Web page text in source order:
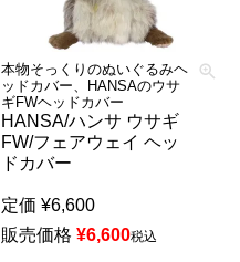
本物そっくりのぬいぐるみヘ
ッドカバー、HANSAのウサ
ギFWヘッドカバー
HANSA/ハンサ ウサギ
FW/フェアウェイ ヘッ
ドカバー
定価 ¥6,600
販売価格 ¥6,600税込